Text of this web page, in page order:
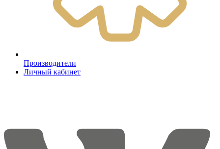
Производители
Личный кабинет